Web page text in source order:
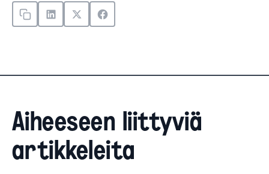
Aiheeseen liittyviä
artikkeleita